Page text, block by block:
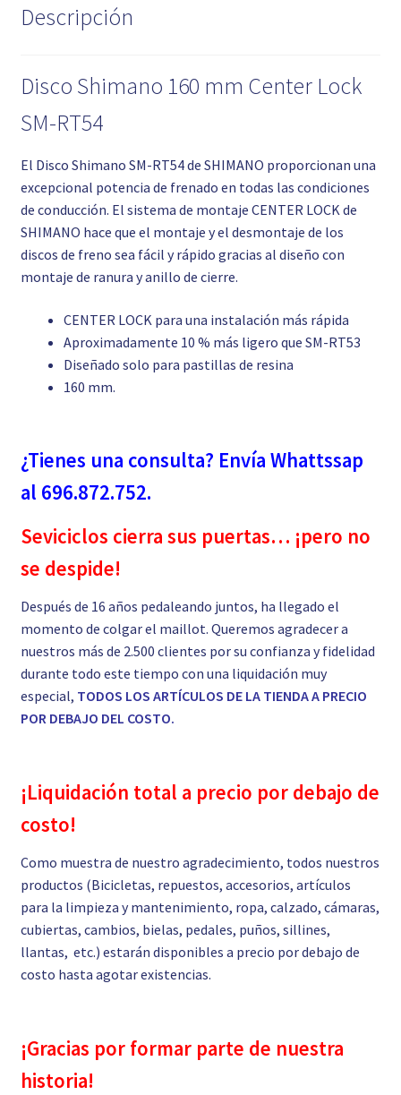
Descripción
Disco Shimano 160 mm Center Lock
SM-RT54
El Disco Shimano SM-RT54 de SHIMANO proporcionan una
excepcional potencia de frenado en todas las condiciones
de conducción. El sistema de montaje CENTER LOCK de
SHIMANO hace que el montaje y el desmontaje de los
discos de freno sea fácil y rápido gracias al diseño con
montaje de ranura y anillo de cierre.
CENTER LOCK para una instalación más rápida
Aproximadamente 10 % más ligero que SM-RT53
Diseñado solo para pastillas de resina
160 mm.
¿Tienes una consulta? Envía Whattssap
al 696.872.752.
Seviciclos cierra sus puertas… ¡pero no
se despide!
Después de 16 años pedaleando juntos, ha llegado el
momento de colgar el maillot. Queremos agradecer a
nuestros más de 2.500 clientes por su confianza y fidelidad
durante todo este tiempo con una liquidación muy
especial, TODOS LOS ARTÍCULOS DE LA TIENDA A PRECIO
POR DEBAJO DEL COSTO.
¡Liquidación total a precio por debajo de
costo!
Como muestra de nuestro agradecimiento, todos nuestros
productos (Bicicletas, repuestos, accesorios, artículos
para la limpieza y mantenimiento, ropa, calzado, cámaras,
cubiertas, cambios, bielas, pedales, puños, sillines,
llantas, etc.) estarán disponibles a precio por debajo de
costo hasta agotar existencias.
¡Gracias por formar parte de nuestra
historia!